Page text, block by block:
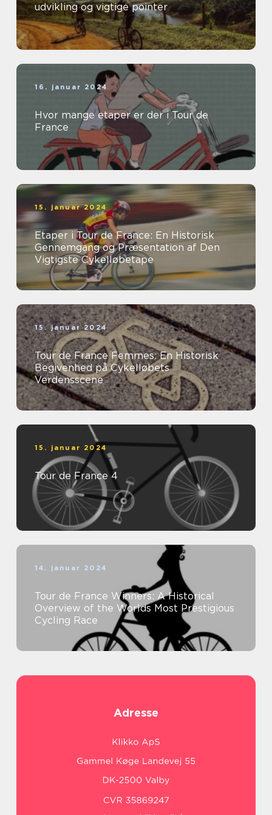
udvikling og vigtige pointer
16. januar 2024
Hvor mange etaper er der i Tour de
France
15. januar 2024
Etaper i Tour de France: En Historisk
Gennemgang og Præsentation af Den
Vigtigste Cykelløbetape
15. januar 2024
Tour de France Femmes: En Historisk
Begivenhed på Cykelløbets
Verdensscene
15. januar 2024
Tour de France 4
14. januar 2024
Tour de France Winners: A Historical
Overview of the Worlds Most Prestigious
Cycling Race
Adresse